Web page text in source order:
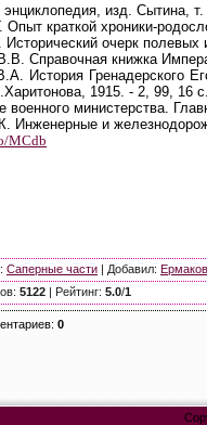
энциклопедия, изд. Сытина,
Опыт краткой хроники-
Исторический очерк полевых
Справочная книжка
История Гренадерского
1915. - 2, 99, 16
военного министерства.
Инженерные и
MCdb
: Саперные части | Добавил: Ермаков
: 5122 | Рейтинг: 5.0/1
: 0